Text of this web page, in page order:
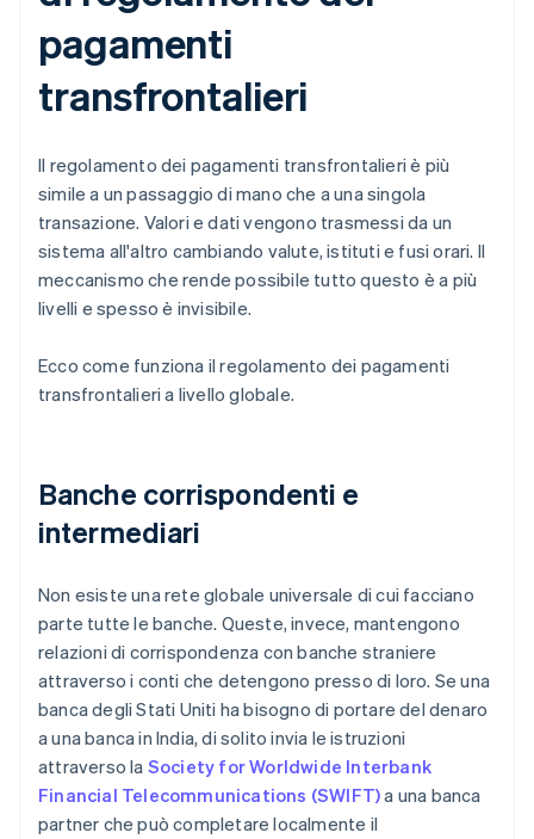
pagamenti
transfrontalieri
Il regolamento dei pagamenti transfrontalieri è più
simile a un passaggio di mano che a una singola
transazione. Valori e dati vengono trasmessi da un
sistema all'altro cambiando valute, istituti e fusi orari. Il
meccanismo che rende possibile tutto questo è a più
livelli e spesso è invisibile.
Ecco come funziona il regolamento dei pagamenti
transfrontalieri a livello globale.
Banche corrispondenti e
intermediari
Non esiste una rete globale universale di cui facciano
parte tutte le banche. Queste, invece, mantengono
relazioni di corrispondenza con banche straniere
attraverso i conti che detengono presso di loro. Se una
banca degli Stati Uniti ha bisogno di portare del denaro
a una banca in India, di solito invia le istruzioni
attraverso la Society for Worldwide Interbank
Financial Telecommunications (SWIFT)a una banca
partner che può completare localmente il